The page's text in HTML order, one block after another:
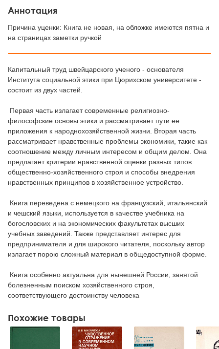
Аннотация
Причина уценки: Книга не новая, на обложке имеются пятна и
на страницах заметки ручкой
Капитальный труд швейцарского ученого - основателя
Института социальной этики при Цюрихском университете -
состоит из двух частей.
Первая часть излагает современные религиозно-
философские основы этики и рассматривает пути ее
приложения к народнохозяйственной жизни. Вторая часть
рассматривает нравственные проблемы экономики, такие как
соотношение между личным интересом и общим делом. Она
предлагает критерии нравственной оценки разных типов
общественно-хозяйственного строя и способы внедрения
нравственных принципов в хозяйственное устройство.
Книга переведена с немецкого на французский, итальянский
и чешский языки, используется в качестве учебника на
богословских и на экономических факультетах высших
учебных заведений. Также представляет интерес для
предпринимателя и для широкого читателя, поскольку автор
излагает порою сложный материал в общедоступной форме.
Книга особенно актуальна для нынешней России, занятой
болезненным поиском хозяйственного строя,
соответствующего достоинству человека
Похожие товары